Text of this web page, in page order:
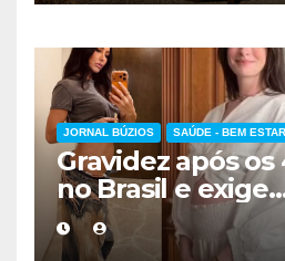
JORNAL BÚZIOS SAÚDE - BEM
Gravidez após os
no Brasil e exige
mais cuidadoso